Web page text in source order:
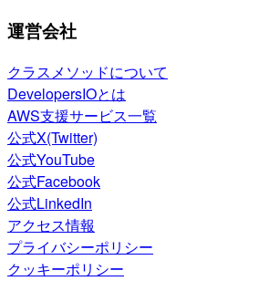
運営会社
クラスメソッドについて
DevelopersIOとは
AWS支援サービス一覧
公式X(Twitter)
公式YouTube
公式Facebook
公式LinkedIn
アクセス情報
プライバシーポリシー
クッキーポリシー